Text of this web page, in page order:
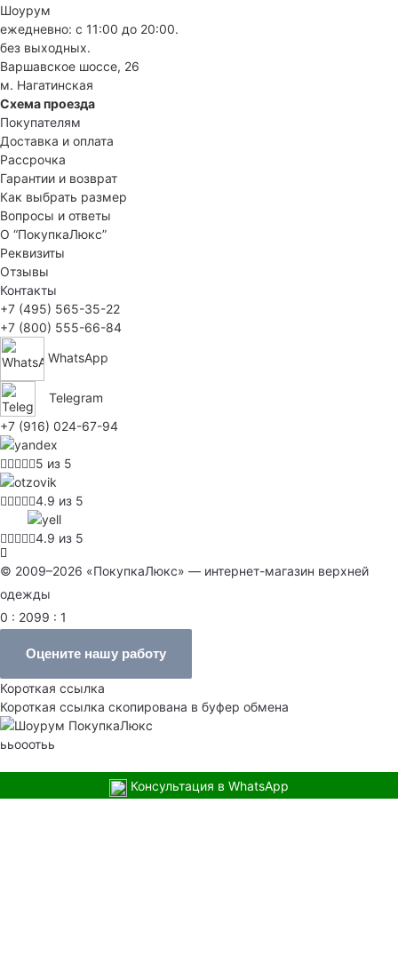
Шоурум
ежедневно: с 11:00 до 20:00.
без выходных.
Варшавское шоссе, 26
м. Нагатинская
Схема проезда
Покупателям
Доставка и оплата
Рассрочка
Гарантии и возврат
Как выбрать размер
Вопросы и ответы
О “ПокупкаЛюкс”
Реквизиты
Отзывы
Контакты
+7 (495) 565-35-22
+7 (800) 555-66-84
WhatsApp
Telegram
+7 (916) 024-67-94
5 из 5
4.9 из 5
4.9 из 5
© 2009–2026 «ПокупкаЛюкс» — интернет-магазин верхней
одежды
0 : 2099 : 1
Оцените нашу работу
Короткая ссылка
Короткая ссылка скопирована в буфер обмена
ььооотьь
Консультация в WhatsApp